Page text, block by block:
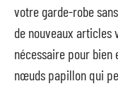
votre garde-robe
de nouveaux articles
nécessaire pour
nœuds papillon qui